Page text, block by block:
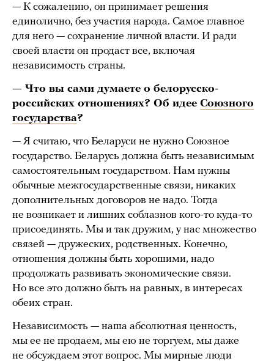
— К сожалению, он принимает решения
единолично, без участия народа. Самое главное
для него — сохранение личной власти. И ради
своей власти он продаст все, включая
независимость страны.
— Что вы сами думаете о белорусско-
российских отношениях? Об идее Союзного
государства?
— Я считаю, что Беларуси не нужно Союзное
государство. Беларусь должна быть независимым
самостоятельным государством. Нам нужны
обычные межгосударственные связи, никаких
дополнительных договоров не надо. Тогда
не возникает и лишних соблазнов кого-то куда-то
присоединять. Мы и так дружим, у нас множество
связей — дружеских, родственных. Конечно,
отношения должны быть хорошими, надо
продолжать развивать экономические связи.
Но все это должно быть на равных, в интересах
обеих стран.
Независимость — наша абсолютная ценность,
мы ее не продаем, мы ею не торгуем, мы даже
не обсуждаем этот вопрос. Мы мирные люди